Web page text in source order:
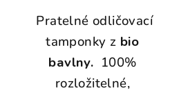
Pratelné odličovací
tamponky z bio
bavlny. 100%
rozložitelné,